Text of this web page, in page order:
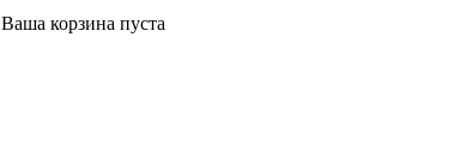
Ваша корзина пуста